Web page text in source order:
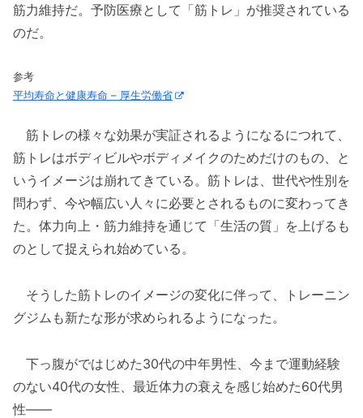
筋力維持だ。予防医療として「筋トレ」が推奨されている
のだ。
参考
平均寿命と健康寿命 – 厚生労働省
筋トレの様々な効果が実証されるようになるにつれて、
筋トレはボディビルやボディメイクのためだけのもの、と
いうイメージは崩れてきている。筋トレは、世代や性別を
問わず、今や幅広い人々に必要とされるものに変わってき
た。体力向上・筋力維持を通じて「生活の質」を上げるも
のとして捉えられ始めている。
そうした筋トレのイメージの変化に伴って、トレーニン
グジムも新たな形が求められるようになった。
下っ腹がではじめた30代の中年男性、今まで運動経験
のない40代の女性、最近体力の衰えを感じ始めた60代男
性――